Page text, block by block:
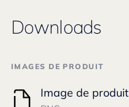
Downloads
IMAGES DE PRODUIT
Image de produit